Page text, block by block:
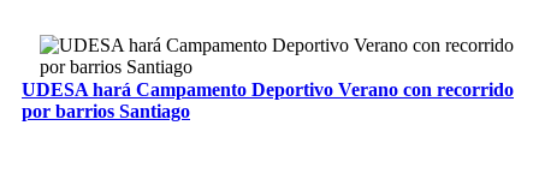
UDESA hará Campamento Deportivo Verano con recorrido
por barrios Santiago